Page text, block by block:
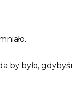
by było,